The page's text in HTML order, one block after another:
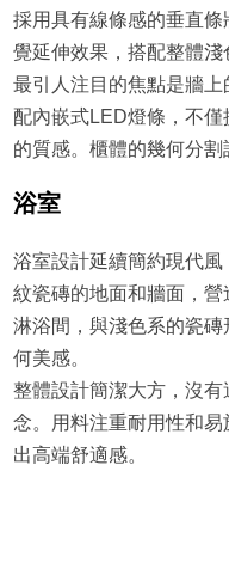
採用具有線條感的垂直
覺延伸效果，搭配整體淺
最引人注目的焦點是牆
配內嵌式LED燈條，不
的質感。櫃體的幾何分割
浴室
浴室設計延續簡約現代
紋瓷磚的地面和牆面，
淋浴間，與淺色系的瓷
何美感。
整體設計簡潔大方，沒
念。用料注重耐用性和
出高端舒適感。